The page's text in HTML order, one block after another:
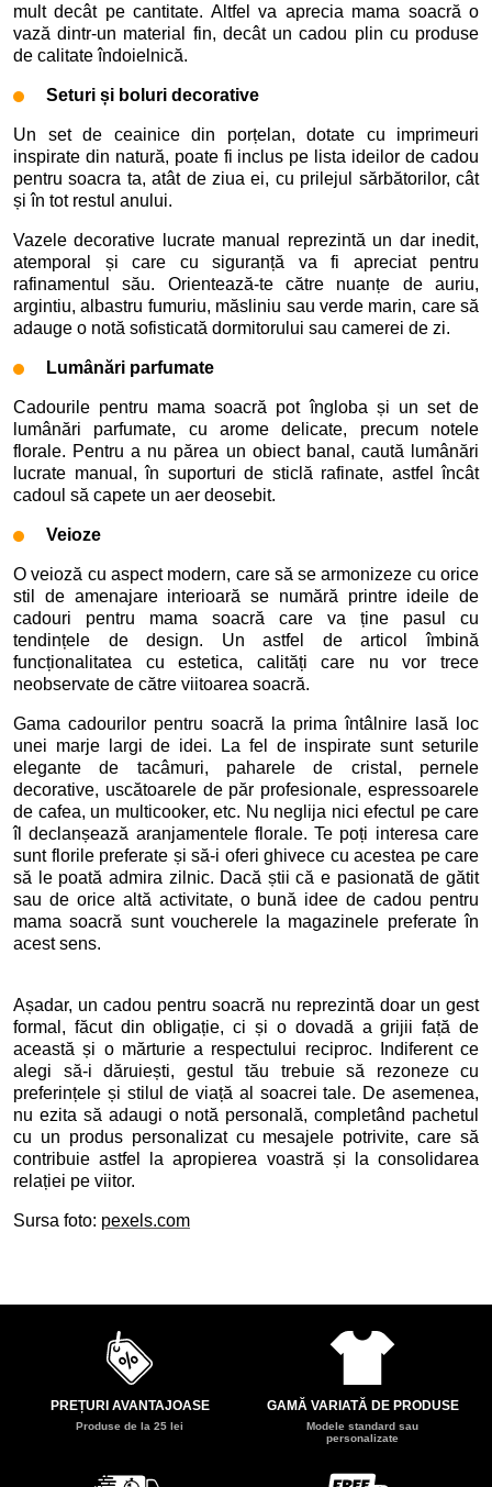
mult decât pe cantitate. Altfel va aprecia mama soacră o
vază dintr-un material fin, decât un cadou plin cu produse
de calitate îndoielnică.
Seturi și boluri decorative
Un set de ceainice din porțelan, dotate cu imprimeuri
inspirate din natură, poate fi inclus pe lista ideilor de cadou
pentru soacra ta, atât de ziua ei, cu prilejul sărbătorilor, cât
și în tot restul anului.
Vazele decorative lucrate manual reprezintă un dar inedit,
atemporal și care cu siguranță va fi apreciat pentru
rafinamentul său. Orientează-te către nuanțe de auriu,
argintiu, albastru fumuriu, măsliniu sau verde marin, care să
adauge o notă sofisticată dormitorului sau camerei de zi.
Lumânări parfumate
Cadourile pentru mama soacră pot îngloba și un set de
lumânări parfumate, cu arome delicate, precum notele
florale. Pentru a nu părea un obiect banal, caută lumânări
lucrate manual, în suporturi de sticlă rafinate, astfel încât
cadoul să capete un aer deosebit.
Veioze
O veioză cu aspect modern, care să se armonizeze cu orice
stil de amenajare interioară se numără printre ideile de
cadouri pentru mama soacră care va ține pasul cu
tendințele de design. Un astfel de articol îmbină
funcționalitatea cu estetica, calități care nu vor trece
neobservate de către viitoarea soacră.
Gama cadourilor pentru soacră la prima întâlnire lasă loc
unei marje largi de idei. La fel de inspirate sunt seturile
elegante de tacâmuri, paharele de cristal, pernele
decorative, uscătoarele de păr profesionale, espressoarele
de cafea, un multicooker, etc. Nu neglija nici efectul pe care
îl declanșează aranjamentele florale. Te poți interesa care
sunt florile preferate și să-i oferi ghivece cu acestea pe care
să le poată admira zilnic. Dacă știi că e pasionată de gătit
sau de orice altă activitate, o bună idee de cadou pentru
mama soacră sunt voucherele la magazinele preferate în
acest sens.
Așadar, un cadou pentru soacră nu reprezintă doar un gest
formal, făcut din obligație, ci și o dovadă a grijii față de
această și o mărturie a respectului reciproc. Indiferent ce
alegi să-i dăruiești, gestul tău trebuie să rezoneze cu
preferințele și stilul de viață al soacrei tale. De asemenea,
nu ezita să adaugi o notă personală, completând pachetul
cu un produs personalizat cu mesajele potrivite, care să
contribuie astfel la apropierea voastră și la consolidarea
relației pe viitor.
Sursa foto: pexels.com
PREȚURI AVANTAJOASE
Produse de la 25 lei
GAMĂ VARIATĂ DE PRODUSE
Modele standard sau
personalizate